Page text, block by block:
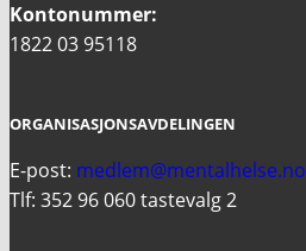
Kontonummer:
1822 03 95118
ORGANISASJONSAVDELINGEN
E-post: medlem@mentalhelse.no
Tlf: 352 96 060 tastevalg 2